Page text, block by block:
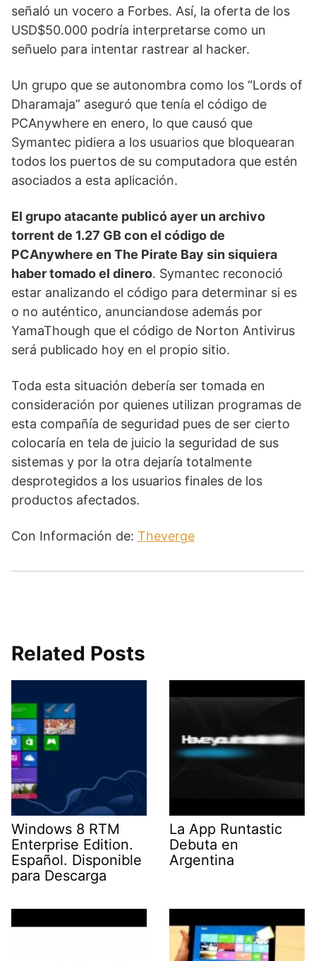
señaló un vocero a Forbes. Así, la oferta de los
USD$50.000 podría interpretarse como un
señuelo para intentar rastrear al hacker.
Un grupo que se autonombra como los “Lords of
Dharamaja” aseguró que tenía el código de
PCAnywhere en enero, lo que causó que
Symantec pidiera a los usuarios que bloquearan
todos los puertos de su computadora que estén
asociados a esta aplicación.
El grupo atacante publicó ayer un archivo
torrent de 1.27 GB con el código de
PCAnywhere en The Pirate Bay sin siquiera
haber tomado el dinero. Symantec reconoció
estar analizando el código para determinar si es
o no auténtico, anunciandose además por
YamaThough que el código de Norton Antivirus
será publicado hoy en el propio sitio.
Toda esta situación debería ser tomada en
consideración por quienes utilizan programas de
esta compañía de seguridad pues de ser cierto
colocaría en tela de juicio la seguridad de sus
sistemas y por la otra dejaría totalmente
desprotegidos a los usuarios finales de los
productos afectados.
Con Información de: Theverge
Related Posts
Windows 8 RTM
Enterprise Edition.
Español. Disponible
para Descarga
La App Runtastic
Debuta en
Argentina